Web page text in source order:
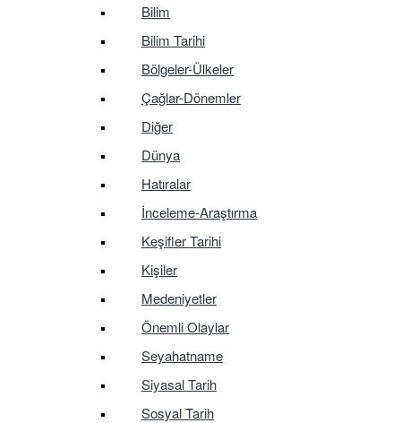
Bilim
Bilim Tarihi
Bölgeler-Ülkeler
Çağlar-Dönemler
Diğer
Dünya
Hatıralar
İnceleme-Araştırma
Keşifler Tarihi
Kişiler
Medeniyetler
Önemli Olaylar
Seyahatname
Siyasal Tarih
Sosyal Tarih